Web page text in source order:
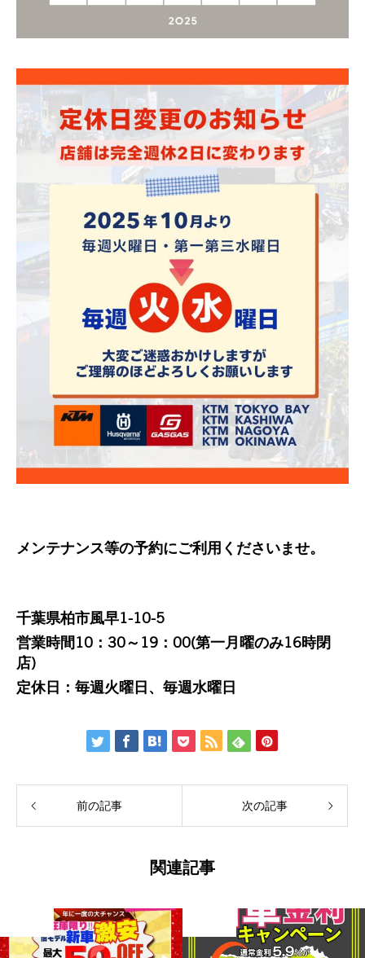
メンテナンス等の予約にご利用くださいませ。
千葉県柏市風早1-10-5
営業時間10：30～19：00(第一月曜のみ16時閉
店)
定休日：毎週火曜日、毎週水曜日
前の記事 次の記事
関連記事